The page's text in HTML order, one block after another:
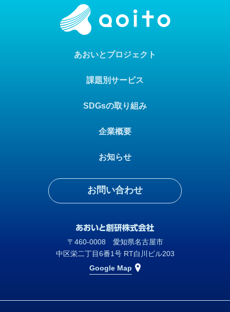
あおいとプロジェクト
SDGsの取り組み
お知らせ
課題別サービス
企業概要
お問い合わせ
〒460-0008 愛知県名古屋市
中区栄二丁目6番1号 RT白川ビル203
Google Map